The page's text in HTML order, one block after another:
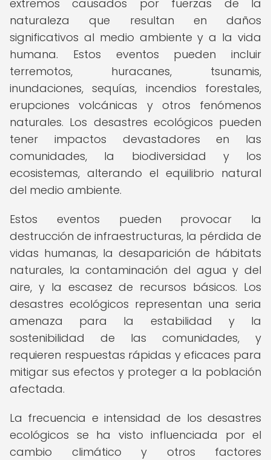
extremos causados por fuerzas de la
naturaleza que resultan en daños
significativos al medio ambiente y a la vida
humana. Estos eventos pueden incluir
terremotos, huracanes, tsunamis,
inundaciones, sequías, incendios forestales,
erupciones volcánicas y otros fenómenos
naturales. Los desastres ecológicos pueden
tener impactos devastadores en las
comunidades, la biodiversidad y los
ecosistemas, alterando el equilibrio natural
del medio ambiente.
Estos eventos pueden provocar la
destrucción de infraestructuras, la pérdida de
vidas humanas, la desaparición de hábitats
naturales, la contaminación del agua y del
aire, y la escasez de recursos básicos. Los
desastres ecológicos representan una seria
amenaza para la estabilidad y la
sostenibilidad de las comunidades, y
requieren respuestas rápidas y eficaces para
mitigar sus efectos y proteger a la población
afectada.
La frecuencia e intensidad de los desastres
ecológicos se ha visto influenciada por el
cambio climático y otros factores